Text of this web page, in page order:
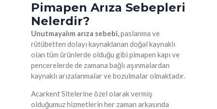
Pimapen Arıza Sebepleri
Nelerdir?
Unutmayalım arıza sebebi,paslanma ve
rütübetten dolayı kaynaklanan doğal kaynaklı
olan tüm ürünlerde olduğu gibi pimapen kapı ve
pencerelerde de zamana bağlı aşınmalardan
kaynaklı arızalanmalar ve bozulmalar olmaktadır.
Acarkent Sitelerine özel olarak vermiş
olduğumuz hizmetlerin her zaman arkasında